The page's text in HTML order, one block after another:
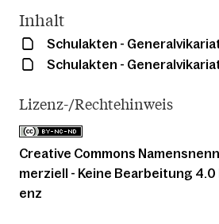
Inhalt
Schulakten -
Schulakten -
Lizenz-/Rechtehinweis
Creative Commons
merziell - Keine Bearbeitung
enz